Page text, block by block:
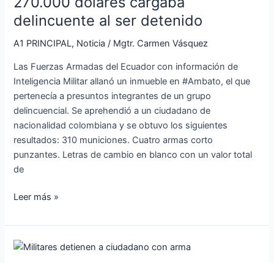
deriva
en
río
Guayas.
delincuente al ser detenido
A1 PRINCIPAL, Noticia / Mgtr. Carmen Vásquez
Las Fuerzas Armadas del Ecuador con información de
Inteligencia Militar allanó un inmueble en #Ambato, el que
pertenecía a presuntos integrantes de un grupo
delincuencial. Se aprehendió a un ciudadano de
nacionalidad colombiana y se obtuvo los siguientes
resultados: 310 municiones. Cuatro armas corto
punzantes. Letras de cambio en blanco con un valor total
de
delincuente
al
ser
Leer más »
Militares